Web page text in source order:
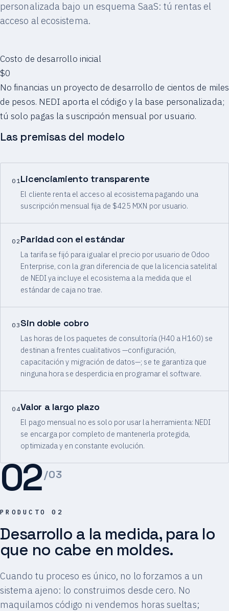
personalizada bajo un esquema SaaS: tú rentas el
acceso al ecosistema.
Costo de desarrollo inicial
$0
No financias un proyecto de desarrollo de cientos de miles
de pesos. NEDI aporta el código y la base personalizada;
tú solo pagas la suscripción mensual por usuario.
Las premisas del modelo
01Licenciamiento transparente
El cliente renta el acceso al ecosistema pagando una
suscripción mensual fija de $425 MXN por usuario.
02Paridad con el estándar
La tarifa se fijó para igualar el precio por usuario de Odoo
Enterprise, con la gran diferencia de que la licencia satelital
de NEDI ya incluye el ecosistema a la medida que el
estándar de caja no trae.
03 Sin doble cobro
Las horas de los paquetes de consultoría (H40 a H160) se
destinan a frentes cualitativos —configuración,
capacitación y migración de datos—; se te garantiza que
ninguna hora se desperdicia en programar el software.
04Valor a largo plazo
El pago mensual no es solo por usar la herramienta: NEDI
se encarga por completo de mantenerla protegida,
optimizada y en constante evolución.
02/03
PRODUCTO 02
Desarrollo a la medida, para lo
que no cabe en moldes.
Cuando tu proceso es único, no lo forzamos a un
sistema ajeno: lo construimos desde cero. No
maquilamos código ni vendemos horas sueltas;